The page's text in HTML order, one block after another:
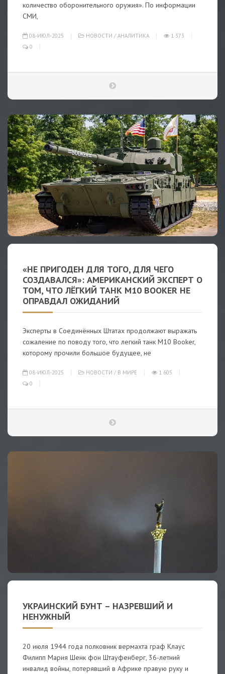
количество оборонительного оружия». По информации
СМИ,
08-ИЮЛ-2025 НОВОСТИ / АНАЛИТИКА
1 373
0
«НЕ ПРИГОДЕН ДЛЯ ТОГО, ДЛЯ ЧЕГО
СОЗДАВАЛСЯ»: АМЕРИКАНСКИЙ ЭКСПЕРТ О
ТОМ, ЧТО ЛЁГКИЙ ТАНК M10 BOOKER НЕ
ОПРАВДАЛ ОЖИДАНИЙ
Эксперты в Соединённых Штатах продолжают выражать
сожаление по поводу того, что легкий танк M10 Booker,
которому прочили большое будущее, не
08-ИЮЛ-2025 НОВОСТИ / В МИРЕ
1 605
0
УКРАИНСКИЙ БУНТ – НАЗРЕВШИЙ И
НЕНУЖНЫЙ
20 июля 1944 года полковник вермахта граф Клаус
Филипп Мария Шенк фон Штауфенберг, 36-летний
инвалид войны, потерявший в Африке правую руку и